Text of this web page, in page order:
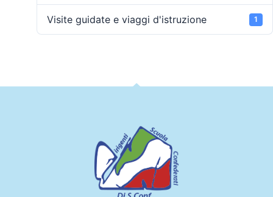
Visite guidate e viaggi d'istruzione 1